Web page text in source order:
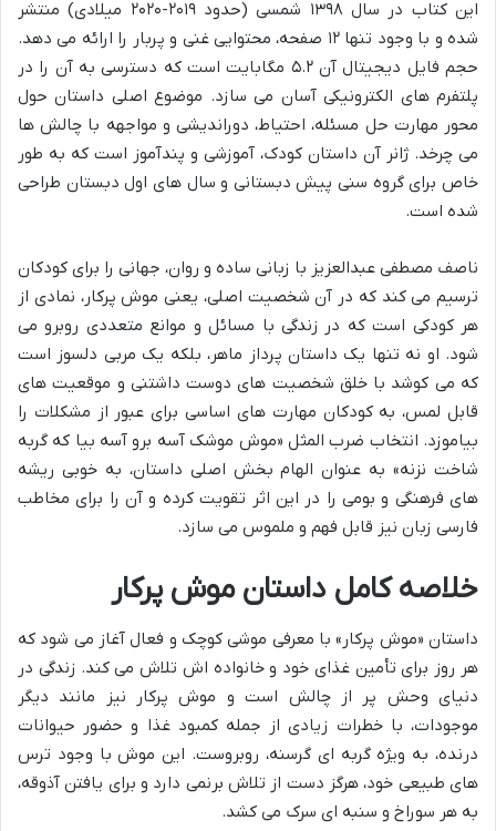
این کتاب در سال ۱۳۹۸ شمسی (حدود ۲۰۱۹-۲۰۲۰ میلادی) منتشر
شده و با وجود تنها ۱۲ صفحه، محتوایی غنی و پربار را ارائه می دهد.
حجم فایل دیجیتال آن ۵.۲ مگابایت است که دسترسی به آن را در
پلتفرم های الکترونیکی آسان می سازد. موضوع اصلی داستان حول
محور مهارت حل مسئله، احتیاط، دوراندیشی و مواجهه با چالش ها
می چرخد. ژانر آن داستان کودک، آموزشی و پندآموز است که به طور
خاص برای گروه سنی پیش دبستانی و سال های اول دبستان طراحی
شده است.
ناصف مصطفی عبدالعزیز با زبانی ساده و روان، جهانی را برای کودکان
ترسیم می کند که در آن شخصیت اصلی، یعنی موش پرکار، نمادی از
هر کودکی است که در زندگی با مسائل و موانع متعددی روبرو می
شود. او نه تنها یک داستان پرداز ماهر، بلکه یک مربی دلسوز است
که می کوشد با خلق شخصیت های دوست داشتنی و موقعیت های
قابل لمس، به کودکان مهارت های اساسی برای عبور از مشکلات را
بیاموزد. انتخاب ضرب المثل «موش موشک آسه برو آسه بیا که گربه
شاخت نزنه» به عنوان الهام بخش اصلی داستان، به خوبی ریشه
های فرهنگی و بومی را در این اثر تقویت کرده و آن را برای مخاطب
فارسی زبان نیز قابل فهم و ملموس می سازد.
خلاصه کامل داستان موش پرکار
داستان «موش پرکار» با معرفی موشی کوچک و فعال آغاز می شود که
هر روز برای تأمین غذای خود و خانواده اش تلاش می کند. زندگی در
دنیای وحش پر از چالش است و موش پرکار نیز مانند دیگر
موجودات، با خطرات زیادی از جمله کمبود غذا و حضور حیوانات
درنده، به ویژه گربه ای گرسنه، روبروست. این موش با وجود ترس
های طبیعی خود، هرگز دست از تلاش برنمی دارد و برای یافتن آذوقه،
به هر سوراخ و سنبه ای سرک می کشد.